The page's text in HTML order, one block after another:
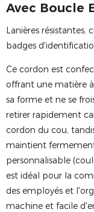
Avec Boucle
Lanières
badges
Ce cordon est
offrant une matière
sa forme et ne se
retirer rapidement
cordon du cou,
maintient
personnalisable
est idéal pour la
des employés et
machine et facile